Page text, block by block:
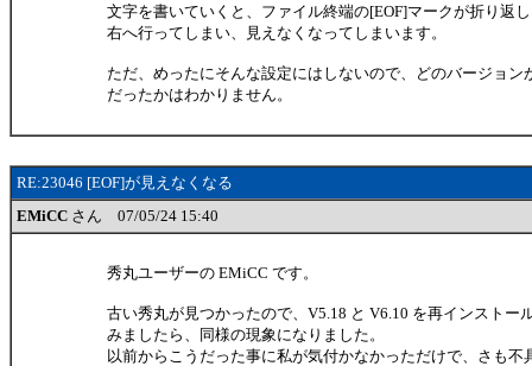
文字を書いていくと、ファイル終端の[EOF]マークが折り返
右へ行ってしまい、見えなくなってしまいます。
ただ、めったにそんな設定にはしないので、どのバージョン
だったかはわかりません。
RE:23046 [EOF]が見えなくなる
EMiCC さん 07/05/24 15:40
秀丸ユーザーの EMiCC です。
古い秀丸が見つかったので、V5.18 と V6.10 を再インストー
みましたら、同様の現象になりました。
以前からこうだった事に私が気付かなかっただけで、さも不